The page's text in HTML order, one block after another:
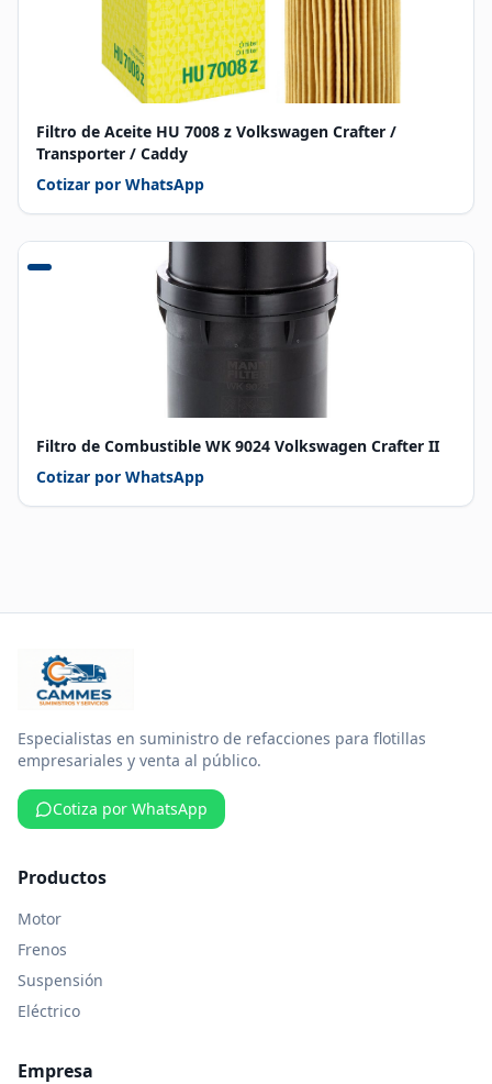
Filtro de Aceite HU 7008 z Volkswagen Crafter /
Transporter / Caddy
Cotizar por WhatsApp
Filtro de Combustible WK 9024 Volkswagen Crafter II
Cotizar por WhatsApp
Especialistas en suministro de refacciones para flotillas
empresariales y venta al público.
Cotiza por WhatsApp
Productos
Motor
Frenos
Suspensión
Eléctrico
Empresa